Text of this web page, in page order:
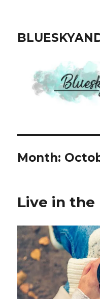
Month:
Live in the